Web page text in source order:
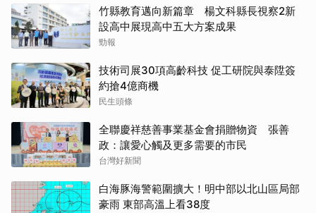
竹縣教育邁向新篇章 楊文科縣長視察2新
設高中展現高中五大方案成果
勁報
技術司展30項高齡科技 促工研院與泰陞簽
約搶4億商機
民生頭條
全聯慶祥慈善事業基金會捐贈物資 張善
政：讓愛心觸及更多需要的市民
台灣好新聞
白海豚海警範圍擴大！明中部以北山區局部
豪雨 東部高溫上看38度